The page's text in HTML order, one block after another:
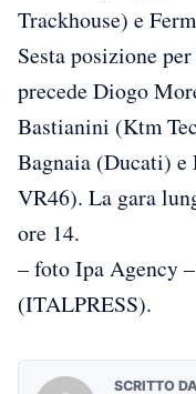
Trackhouse) e
Sesta posizione
precede Diogo
Bastianini (Ktm
Bagnaia (Ducati)
VR46). La gara
ore 14.
– foto Ipa Agency –
(ITALPRESS).
SCRITTO DA